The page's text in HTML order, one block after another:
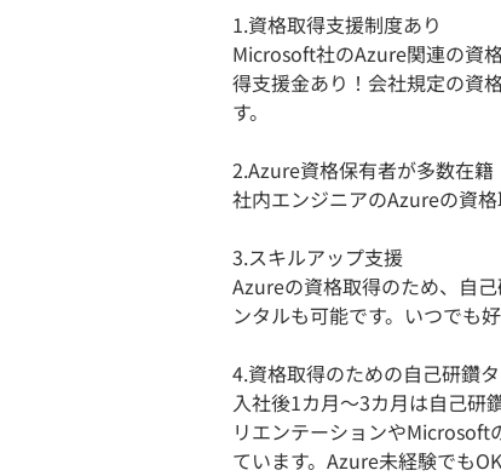
1.資格取得支援制度あり
Microsoft社のAzure関連の資
得支援金あり！会社規定の資
す。
2.Azure資格保有者が多数在籍
社内エンジニアのAzureの資
3.スキルアップ支援
Azureの資格取得のため、自
ンタルも可能です。いつでも
4.資格取得のための自己研鑽
入社後1カ月〜3カ月は自己研
リエンテーションやMicrosoft
ています。Azure未経験でも